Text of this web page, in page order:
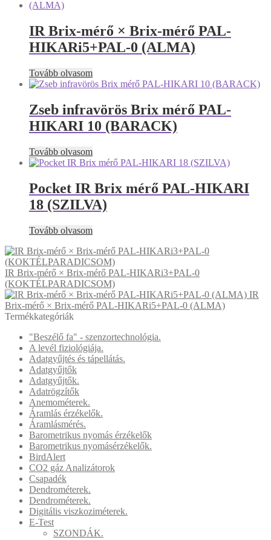
IR Brix-mérő × Brix-mérő PAL-
HIKARi5+PAL-0 (ALMA)
Tovább olvasom
Zseb infravörös Brix mérő PAL-
HIKARI 10 (BARACK)
Tovább olvasom
Pocket IR Brix mérő PAL-HIKARI
18 (SZILVA)
Tovább olvasom
IR Brix-mérő × Brix-mérő PAL-HIKARi3+PAL-0
(KOKTÉLPARADICSOM)
IR
Brix-mérő × Brix-mérő PAL-HIKARi5+PAL-0 (ALMA)
Termékkategóriák
"Beszélő fa" - szenzortechnológia.
A levél fiziológiája.
Adatgyűjtés és tápellátás.
Adatgyűjtők
Adatgyűjtők.
Adatrögzítők
Anemométerek.
Áramlás érzékelők.
Áramlásmérés.
Barometrikus nyomás érzékelők
Barometrikus nyomásérzékelők.
BirdAlert
CO2 gáz Analizátorok
Csapadék
Dendrométerek.
Dendrométerek.
Digitális viszkoziméterek.
E-Test
SZONDÁK.